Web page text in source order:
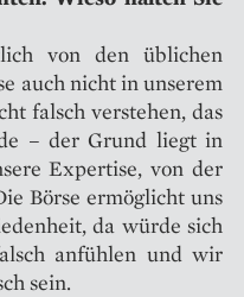
von den üblichen
auch nicht in unserem
falsch verstehen, das
– der Grund liegt in
Expertise, von der
Börse ermöglicht uns
da würde sich
anfühlen und wir
sein.